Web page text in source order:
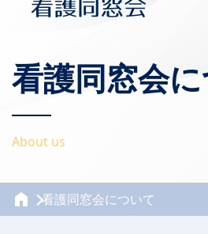
看護同窓会
About us
看護同窓会について